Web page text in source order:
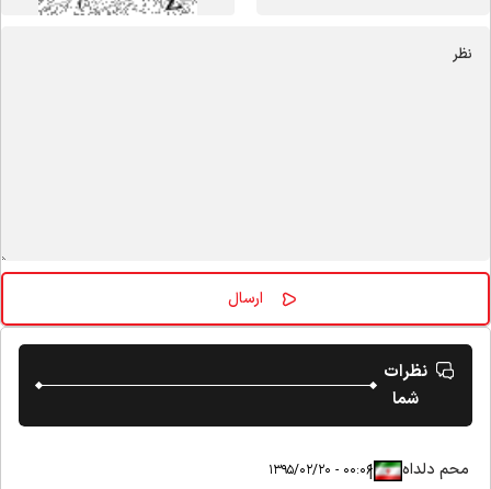
نظرات
شما
محم دلداه|
|۰۰:۰۶ - ۱۳۹۵/۰۲/۲۰